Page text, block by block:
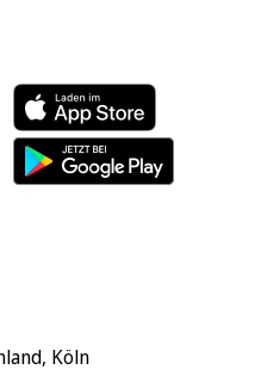
Köln